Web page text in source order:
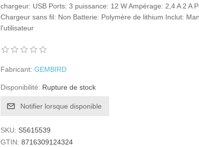
chargeur: USB Ports: 3 puissance: 12 W Ampérage: 2,4 A 2 A
Chargeur sans fil: Non Batterie: Polymère de lithium Inclut:
l'utilisateur
Fabricant: GEMBIRD
Disponibilité: Rupture de stock
Notifier lorsque disponible
SKU: S5615539
GTIN: 8716309124324